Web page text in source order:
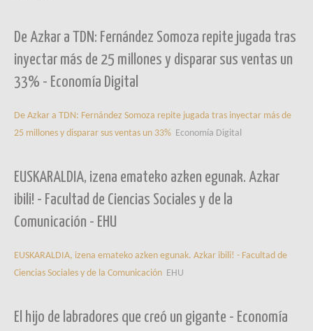
De Azkar a TDN: Fernández Somoza repite jugada tras
inyectar más de 25 millones y disparar sus ventas un
33% - Economía Digital
De Azkar a TDN: Fernández Somoza repite jugada tras inyectar más de
25 millones y disparar sus ventas un 33% Economía Digital
EUSKARALDIA, izena emateko azken egunak. Azkar
ibili! - Facultad de Ciencias Sociales y de la
Comunicación - EHU
EUSKARALDIA, izena emateko azken egunak. Azkar ibili! - Facultad de
Ciencias Sociales y de la Comunicación EHU
El hijo de labradores que creó un gigante - Economía